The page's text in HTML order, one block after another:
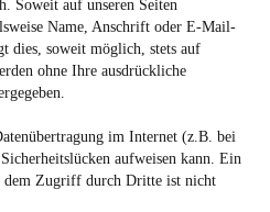
Soweit auf unseren Seiten
Name, Anschrift oder E-Mail-
dies, soweit möglich, stets auf
ohne Ihre ausdrückliche
im Internet (z.B. bei
aufweisen kann. Ein
dem Zugriff durch Dritte ist nicht